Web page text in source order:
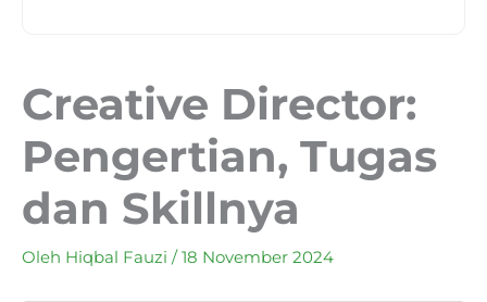
Creative Director:
Pengertian, Tugas
dan Skillnya
Oleh Hiqbal Fauzi /18 November 2024